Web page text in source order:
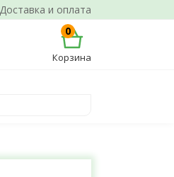
Доставка и оплата
0
Корзина